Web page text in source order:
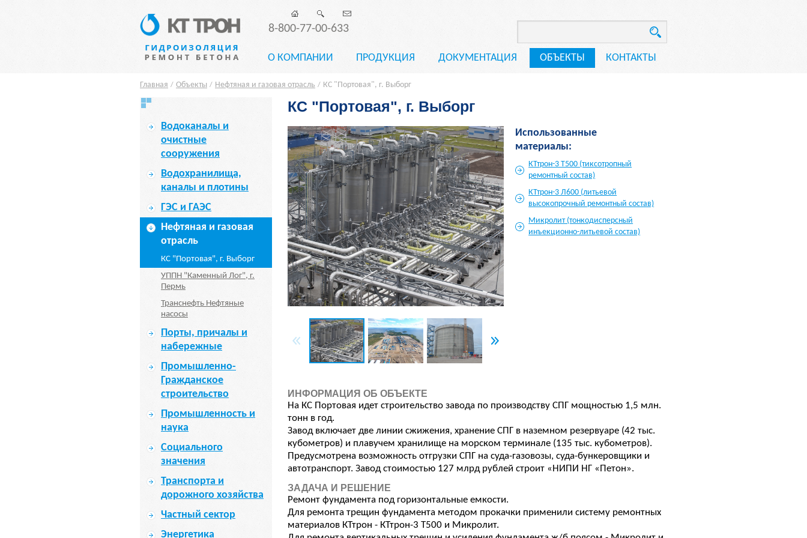
8-800-77-00-633
О КОМПАНИИ ПРОДУКЦИЯ ДОКУМЕНТАЦИЯ ОБЪЕКТЫ КОНТАКТЫ
Главная / Объекты / Нефтяная и газовая отрасль / КС "Портовая", г. Выборг
Водоканалы и
очистные
сооружения
Водохранилища,
каналы и плотины
ГЭС и ГАЭС
Нефтяная и газовая
отрасль
КС "Портовая", г. Выборг
УППН "Каменный Лог", г.
Пермь
Транснефть Нефтяные
насосы
Порты, причалы и
набережные
Промышленно-
Гражданское
строительство
Промышленность и
наука
Социального
значения
Транспорта и
дорожного хозяйства
Частный сектор
Энергетика
КС "Портовая", г. Выборг
Использованные
материалы:
КТтрон-3 Т500 (тиксотропный
ремонтный состав)
КТтрон-3 Л600 (литьевой
высокопрочный ремонтный состав)
Микролит (тонкодисперсный
инъекционно-литьевой состав)
ИНФОРМАЦИЯ ОБ ОБЪЕКТЕ
На КС Портовая идет строительство завода по производству СПГ мощностью 1,5 млн.
тонн в год.
Завод включает две линии сжижения, хранение СПГ в наземном резервуаре (42 тыс.
кубометров) и плавучем хранилище на морском терминале (135 тыс. кубометров).
Предусмотрена возможность отгрузки СПГ на суда-газовозы, суда-бункеровщики и
автотранспорт. Завод стоимостью 127 млрд рублей строит «НИПИ НГ «Петон».
ЗАДАЧА И РЕШЕНИЕ
Ремонт фундамента под горизонтальные емкости.
Для ремонта трещин фундамента методом прокачки применили систему ремонтных
материалов КТтрон - КТтрон-3 Т500 и Микролит.